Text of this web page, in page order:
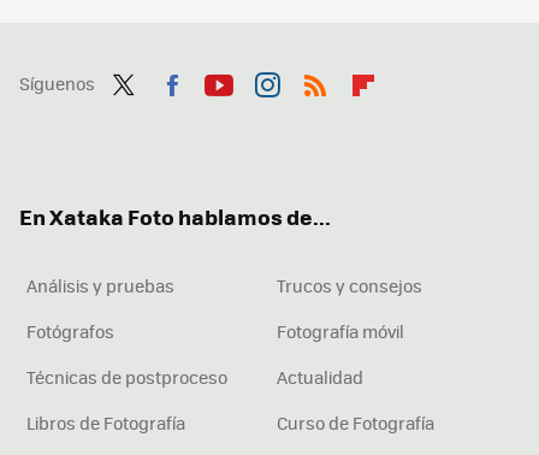
Síguenos
En Xataka Foto hablamos de...
Análisis y pruebas
Trucos y consejos
Fotógrafos
Fotografía móvil
Técnicas de postproceso
Actualidad
Libros de Fotografía
Curso de Fotografía